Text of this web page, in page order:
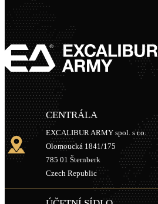
CENTRÁLA
EXCALIBUR ARMY spol. s r.o.
Olomoucká 1841/175
785 01 Šternberk
Czech Republic